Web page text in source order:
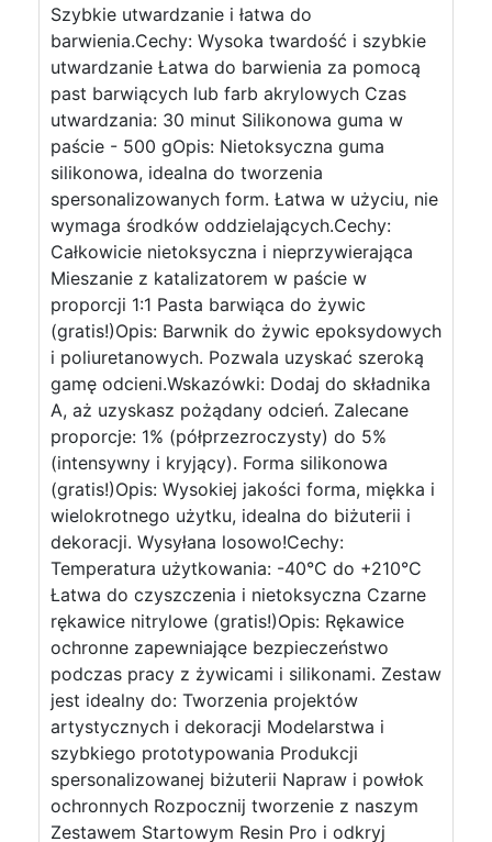
Szybkie utwardzanie i łatwa do
barwienia.Cechy: Wysoka twardość i szybkie
utwardzanie Łatwa do barwienia za pomocą
past barwiących lub farb akrylowych Czas
utwardzania: 30 minut Silikonowa guma w
paście - 500 gOpis: Nietoksyczna guma
silikonowa, idealna do tworzenia
spersonalizowanych form. Łatwa w użyciu, nie
wymaga środków oddzielających.Cechy:
Całkowicie nietoksyczna i nieprzywierająca
Mieszanie z katalizatorem w paście w
proporcji 1:1 Pasta barwiąca do żywic
(gratis!)Opis: Barwnik do żywic epoksydowych
i poliuretanowych. Pozwala uzyskać szeroką
gamę odcieni.Wskazówki: Dodaj do składnika
A, aż uzyskasz pożądany odcień. Zalecane
proporcje: 1% (półprzezroczysty) do 5%
(intensywny i kryjący). Forma silikonowa
(gratis!)Opis: Wysokiej jakości forma, miękka i
wielokrotnego użytku, idealna do biżuterii i
dekoracji. Wysyłana losowo!Cechy:
Temperatura użytkowania: -40°C do +210°C
Łatwa do czyszczenia i nietoksyczna Czarne
rękawice nitrylowe (gratis!)Opis: Rękawice
ochronne zapewniające bezpieczeństwo
podczas pracy z żywicami i silikonami. Zestaw
jest idealny do: Tworzenia projektów
artystycznych i dekoracji Modelarstwa i
szybkiego prototypowania Produkcji
spersonalizowanej biżuterii Napraw i powłok
ochronnych Rozpocznij tworzenie z naszym
Zestawem Startowym Resin Pro i odkryj